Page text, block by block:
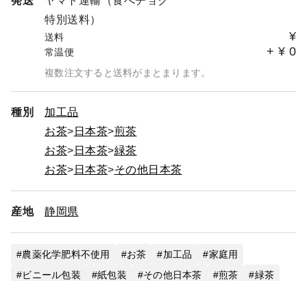
特別送料）
送料 ¥
常温便 + ¥ 0
複数注文すると送料がまとまります。
種別
加工品
お茶
日本茶 煎茶
お茶
日本茶 緑茶
お茶
日本茶 その他日本茶
産地 静岡県
農薬化学肥料不使用 お茶 加工品
家庭用
ビニール包装
紙包装 その他日本茶 煎茶
緑茶